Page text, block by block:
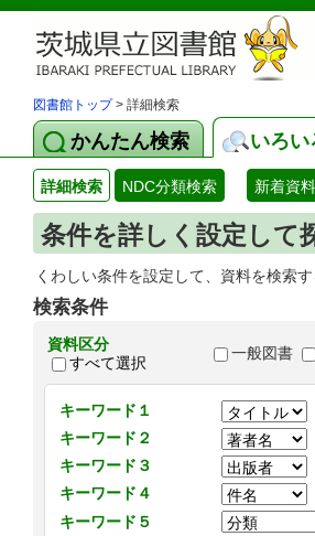
図書館トップ> 詳細検索
かんたん検索 いろい
詳細検索 NDC分類検索 新着資料
条件を詳しく設定して
くわしい条件を設定して、資料を検索す
検索条件
資料区分
すべて選択
一般図書
キーワード１
キーワード２
キーワード３
キーワード４
キーワード５